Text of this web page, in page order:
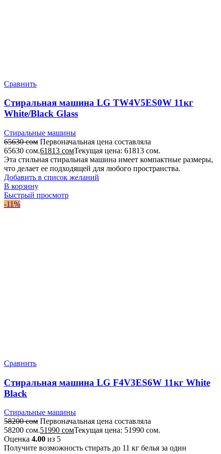
Сравнить
Стиральная машина LG TW4V5ES0W 11кг
White/Black Glass
Стиральные машины
65630сом Первоначальная цена составляла
65630 сом.61813 сомТекущая цена: 61813 сом.
Эта стильная стиральная машина имеет компактные размеры,
что делает ее подходящей для любого пространства.
Добавить в список желаний
В корзину
Быстрый просмотр
-11%
Сравнить
Стиральная машина LG F4V3ES6W 11кг White
Black
Стиральные машины
58200сом Первоначальная цена составляла
58200 сом.51990 сомТекущая цена: 51990 сом.
Оценка 4.00 из 5
Получите возможность стирать до 11 кг белья за один